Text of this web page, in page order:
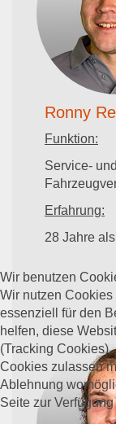
Ronny
Funktion:
Service-
Erfahrung:
28 Jahre
Wir benutzen
Wir nutzen
essenziell für den
helfen, diese
(Tracking
Cookies zulassen
Ablehnung
Seite zur